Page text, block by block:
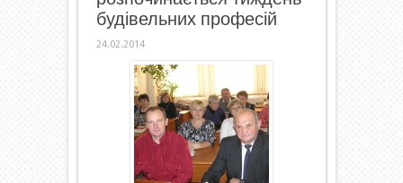
будівельних професій
24.02.2014